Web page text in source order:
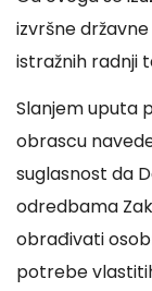
izvršne
istražnih radnji
Slanjem uputa
obrascu
suglasnost da
odredbama
obrađivati
potrebe